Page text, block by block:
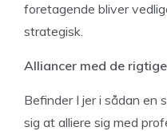
foretagende bliver
strategisk.
Alliancer med de
Befinder I jer i sådan en
sig at alliere sig med